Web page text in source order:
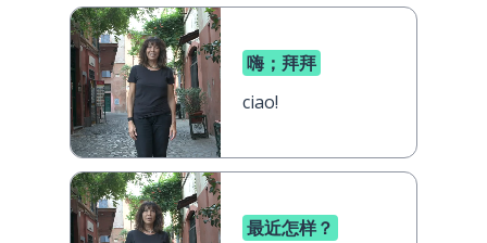
嗨；拜拜
ciao!
最近怎样？